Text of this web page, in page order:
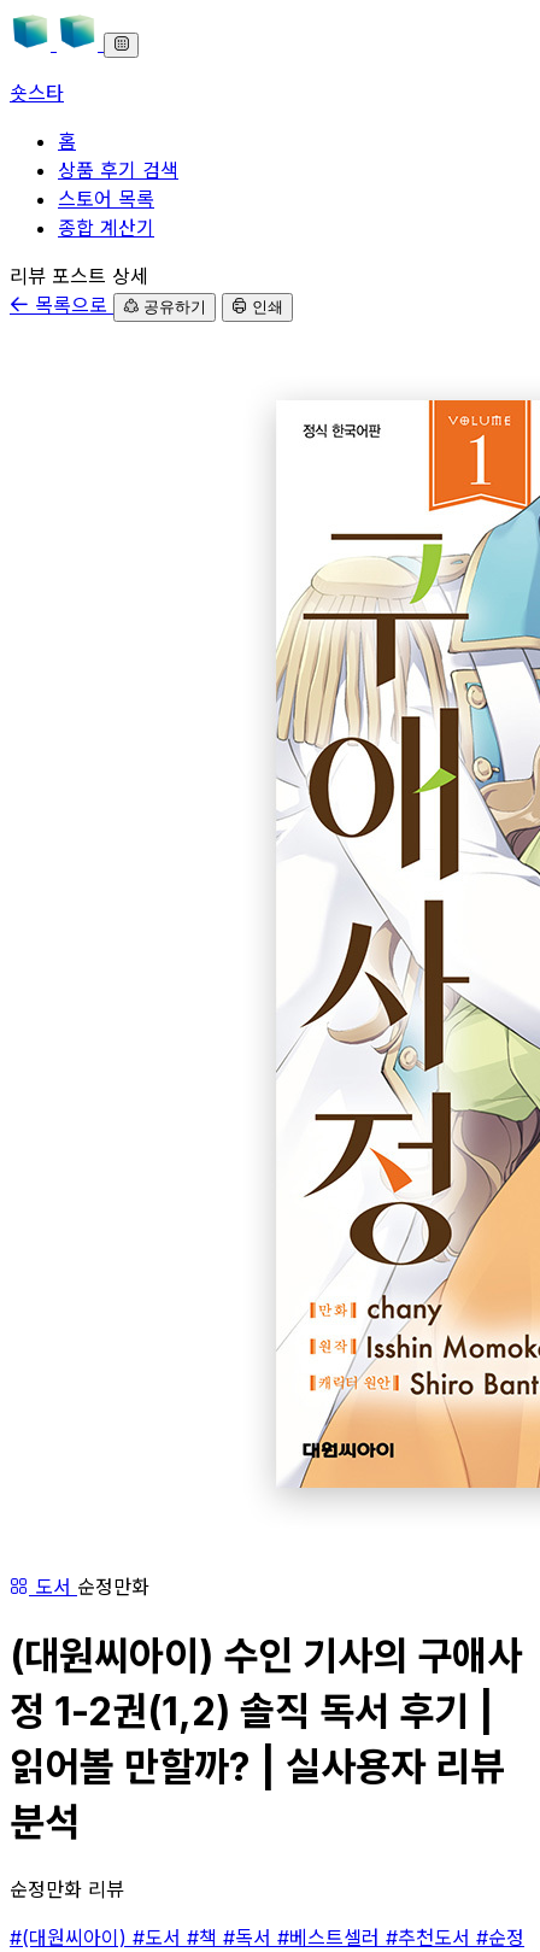
숏스타
홈
상품 후기 검색
스토어 목록
종합 계산기
본문으로 바로가기
리뷰 포스트 상세
목록으로
공유하기 인쇄
도서 순정만화
(대원씨아이) 수인 기사의 구애사
정 1-2권(1,2) 솔직 독서 후기 |
읽어볼 만할까? | 실사용자 리뷰
분석
순정만화 리뷰
#(대원씨아이) #도서 #책 #독서 #베스트셀러 #추천도서 #순정